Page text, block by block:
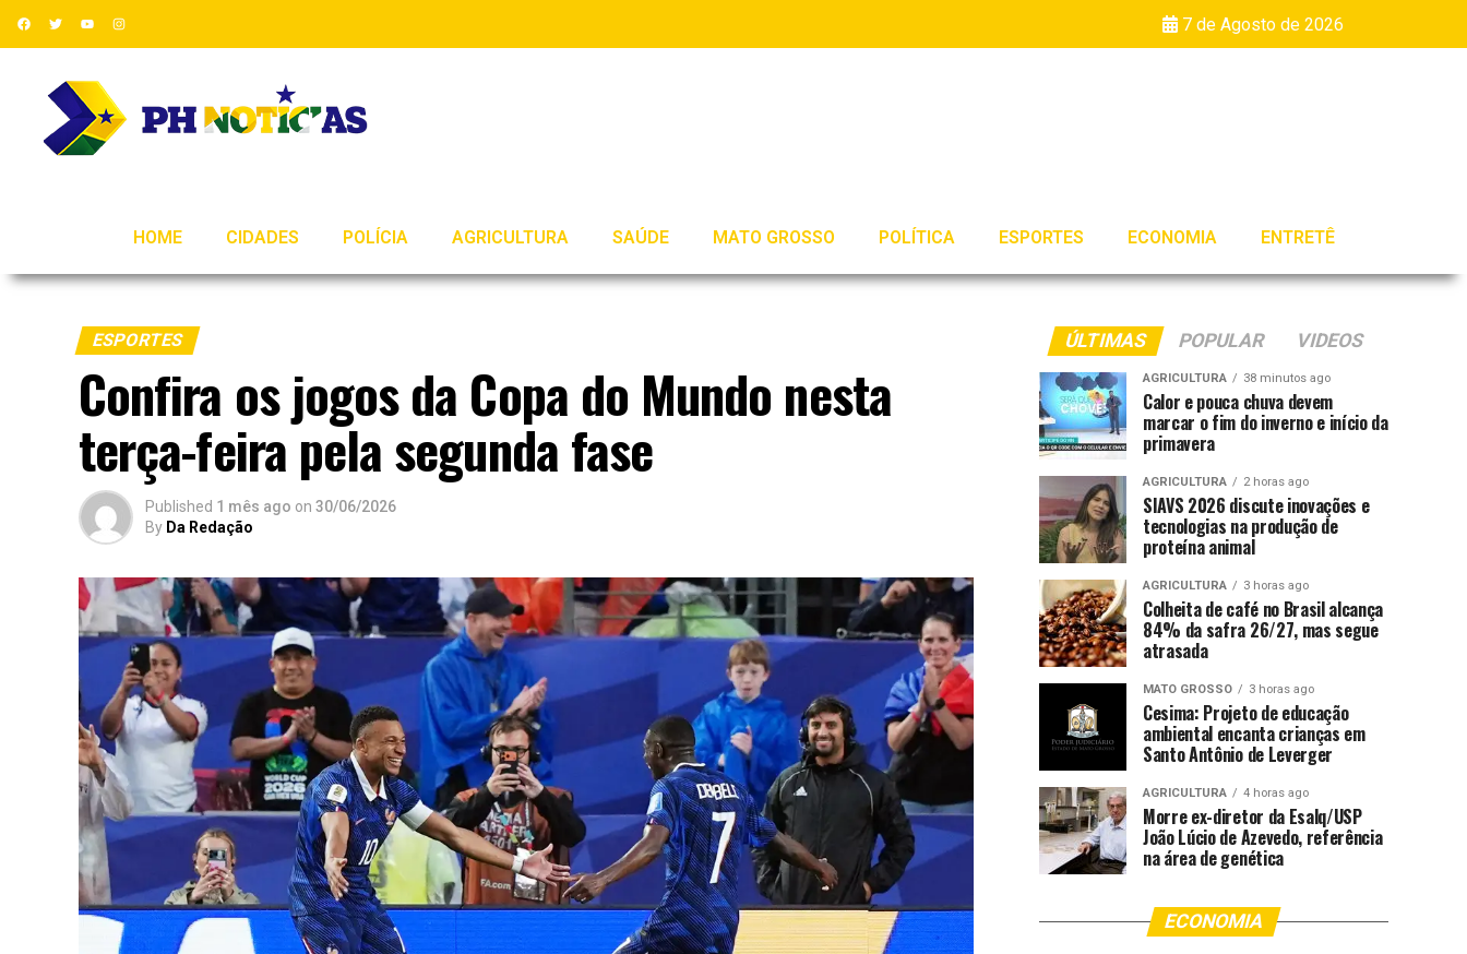
7 de Agosto de 2026
HOME CIDADES POLÍCIA AGRICULTURA SAÚDE MATO GROSSO POLÍTICA ESPORTES ECONOMIA ENTRETÊ
ESPORTES
Confira os jogos da Copa do Mundo nesta
terça-feira pela segunda fase
Published 1 mês ago on 30/06/2026
By Da Redação
ÚLTIMAS POPULAR VIDEOS
AGRICULTURA 38 minutos ago
Calor e pouca chuva devem
marcar o fim do inverno e início da
primavera
AGRICULTURA 2 horas ago
SIAVS 2026 discute inovações e
tecnologias na produção de
proteína animal
AGRICULTURA 3 horas ago
Colheita de café no Brasil alcança
84% da safra 26/27, mas segue
atrasada
MATO GROSSO 3 horas ago
Cesima: Projeto de educação
ambiental encanta crianças em
Santo Antônio de Leverger
AGRICULTURA 4 horas ago
Morre ex-diretor da Esalq/USP
João Lúcio de Azevedo, referência
na área de genética
ECONOMIA